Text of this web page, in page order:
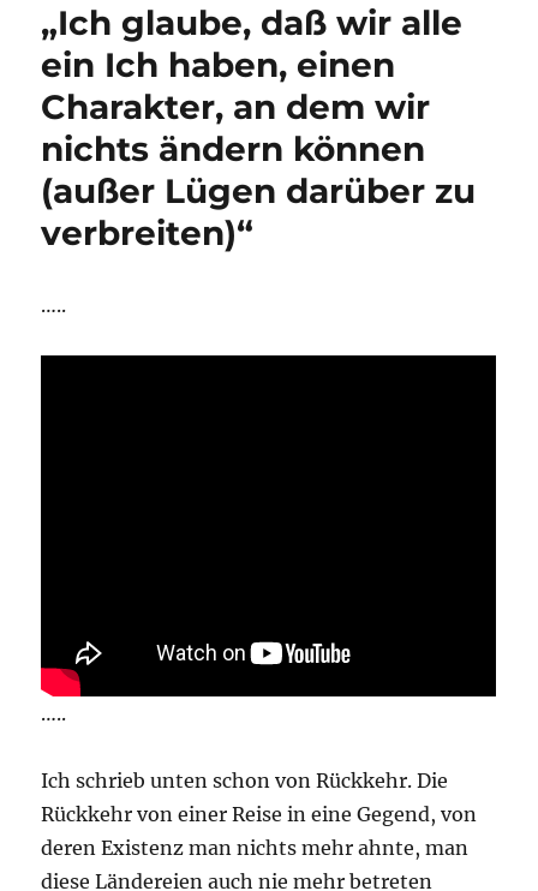
Heimkehr
„Ich glaube, daß wir alle
ein Ich haben, einen
Charakter, an dem wir
nichts ändern können
(außer Lügen darüber zu
verbreiten)“
…..
…..
Ich schrieb unten schon von Rückkehr. Die
Rückkehr von einer Reise in eine Gegend, von
deren Existenz man nichts mehr ahnte, man
diese Ländereien auch nie mehr betreten